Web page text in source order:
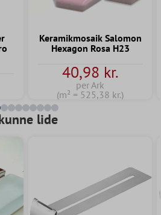
Keramikmosaik Salomon
Hexagon Rosa H23
40,98 kr.
per Ark
(m² = 525,38 kr.)
lide